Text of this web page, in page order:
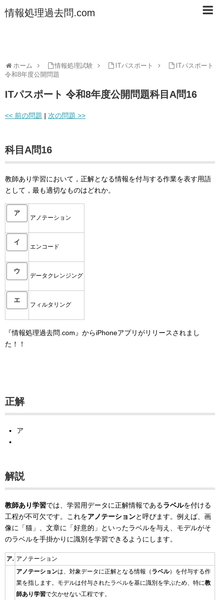
情報処理過去問.com
ホーム 情報処理試験 ITパスポート
ITパスポート
令和8年度公開問題
ITパスポート 令和8年度公開問題科目A問16
<< 前の問題 | 次の問題 >>
科目A問16
教師あり学習において，正解となる情報を付与する作業を表す用語
として，最も適切なものはどれか。
ア
アノテーション
イ
エンコード
ウ
データクレンジング
エ
フィルタリング
『情報処理過去問.com』からiPhoneアプリがリリースされまし
た！！
正解
ア
解説
教師あり学習では、学習用データに正解情報であるラベルを付ける
工程が不可欠です。これをアノテーションと呼びます。例えば、画
像に「猫」、文章に「好意的」といったラベルを与え、モデルがそ
のラベルを手掛かりに識別を学習できるようにします。
ア. アノテーション
アノテーションは、対象データに正解となる情報（ ラベル）を付与する作
業を指します。モデルは付与されたラベルを基に識別を学ぶため、特に教
師あり学習で欠かせない工程です。